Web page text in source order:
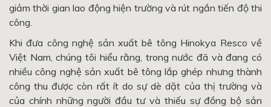
giảm thời gian lao động hiện trường và rút ngắn tiến độ thi
công.
Khi đưa công nghệ sản xuất bê tông Hinokya Resco về
Việt Nam, chúng tôi hiểu rằng, trong nước đã và đang có
nhiều công nghệ sản xuất bê tông lắp ghép nhưng thành
công thu được còn rất ít do sự dè dặt của thị trường và
của chính những người đầu tư và thiếu sự đồng bộ sản